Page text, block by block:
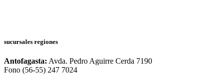
sucursales regiones
Antofagasta: Avda. Pedro Aguirre Cerda 7190
Fono (56-55) 247 7024